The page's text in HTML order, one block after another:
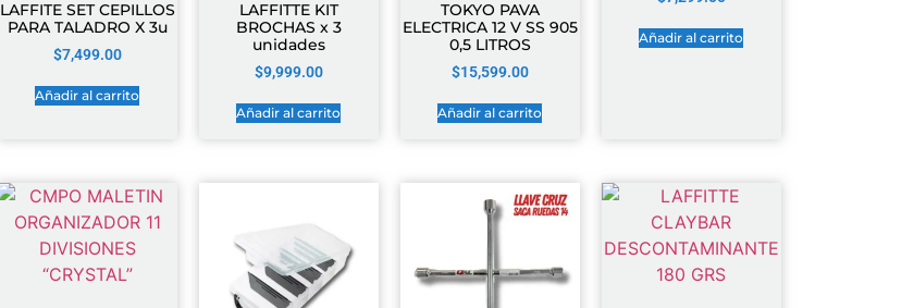
LAFFITE SET CEPILLOS
PARA TALADRO X 3u
$7,499.00
Añadir al carrito
LAFFITTE KIT
BROCHAS x 3
unidades
$9,999.00
Añadir al carrito
TOKYO PAVA
ELECTRICA 12 V SS 905
0,5 LITROS
$15,599.00
Añadir al carrito
Añadir al carrito